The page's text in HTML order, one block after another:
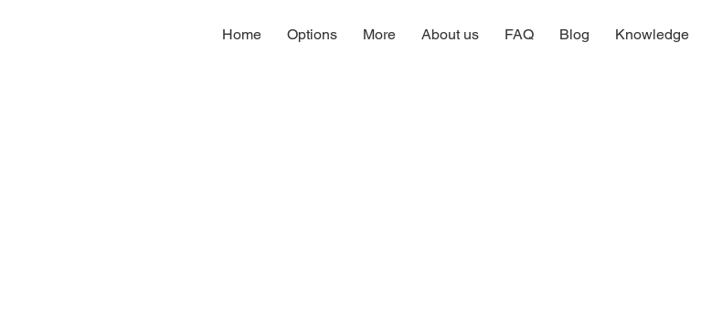
Home Options More About us FAQ Blog Knowledge